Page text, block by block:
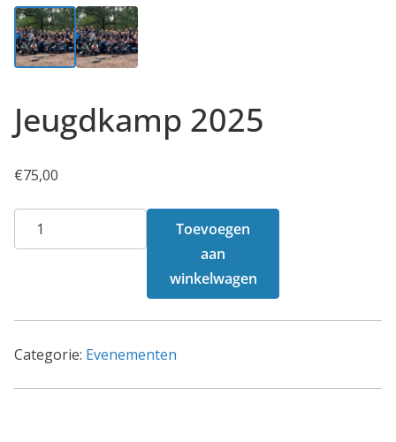
Jeugdkamp 2025
€75,00
Jeugdkamp
2025
Toevoegen
aan
winkelwagen
Categorie: Evenementen